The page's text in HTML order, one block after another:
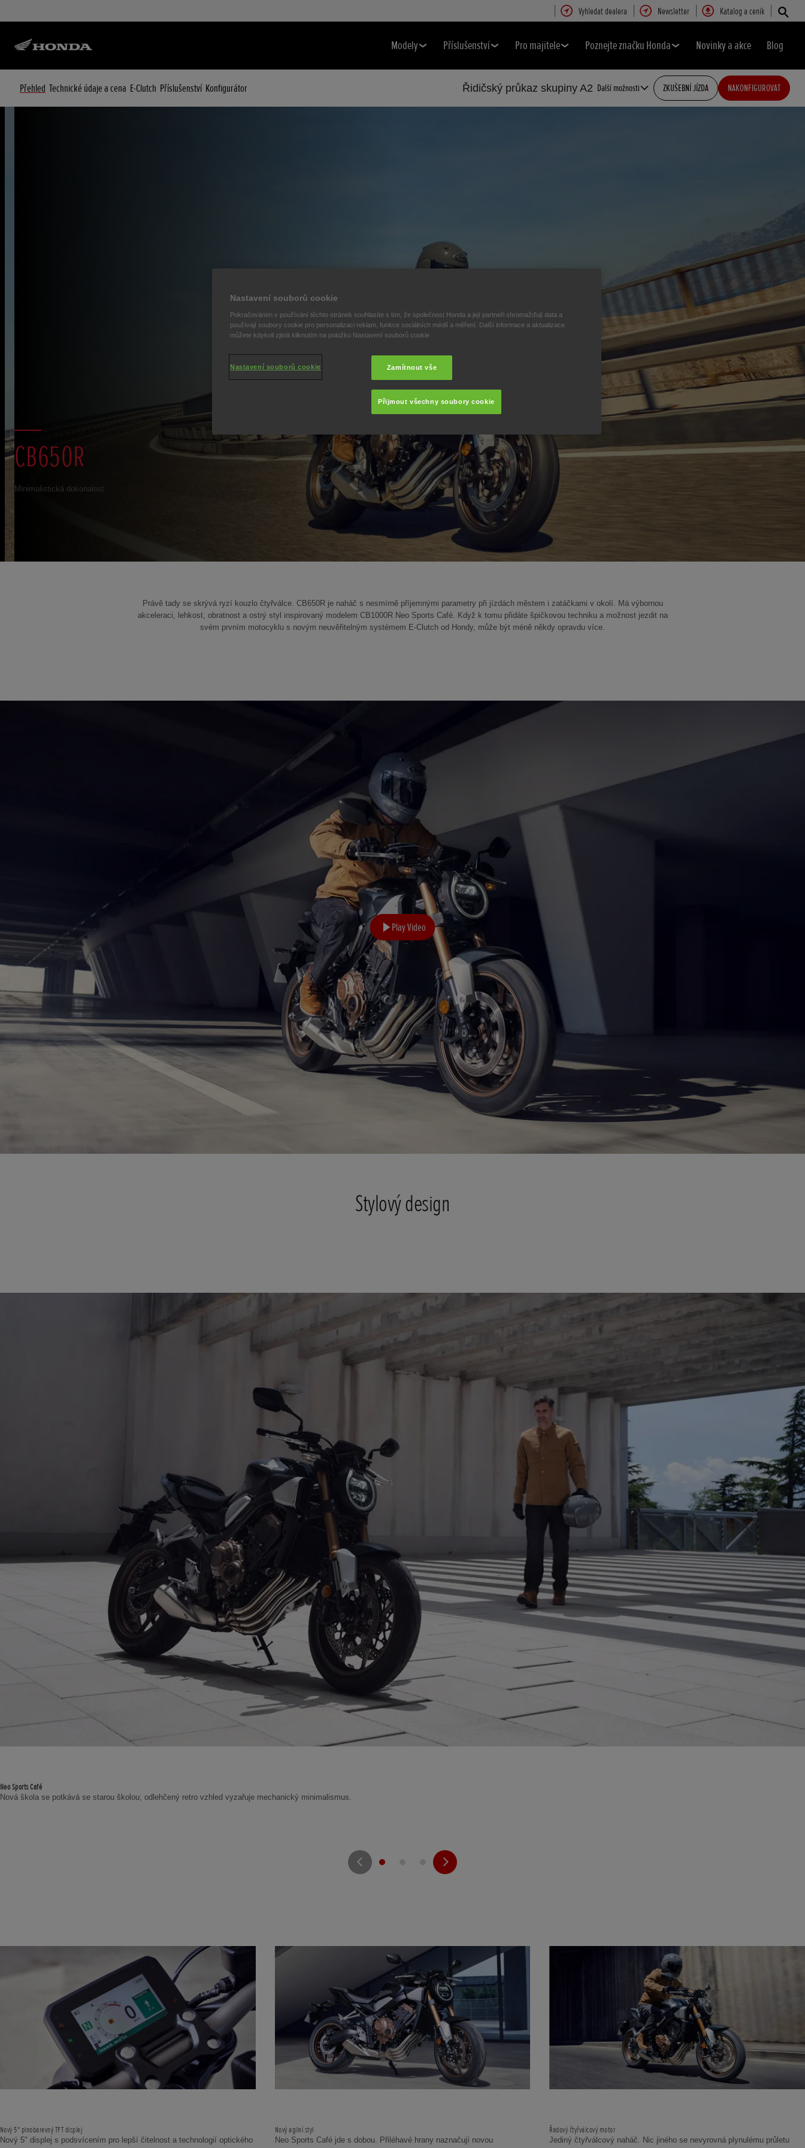
Vyhledat dealera Newsletter Katalog a ceník
Modely Příslušenství Pro majitele Poznejte značku Honda Novinky a akce Blog
Přehled Technické údaje a cena E-Clutch Příslušenství Konfigurátor Řidičský průkaz skupiny A2 Další možnosti ZKUŠEBNÍ JÍZDA NAKONFIGUROVAT
CB650R
Minimalistická dokonalost
Právě tady se skrývá ryzí kouzlo čtyřválce. CB650R je naháč s nesmírně příjemnými parametry při jízdách městem i zatáčkami v okolí. Má výbornou
akceleraci, lehkost, obratnost a ostrý styl inspirovaný modelem CB1000R Neo Sports Café. Když k tomu přidáte špičkovou techniku a možnost jezdit na
svém prvním motocyklu s novým neuvěřitelným systémem E-Clutch od Hondy, může být méně někdy opravdu více.
Play Video
Stylový design
Neo Sports Café
Nová škola se potkává se starou školou; odlehčený retro vzhled vyzařuje mechanický minimalismus.
Nový 5" plnobarevný TFT displej
Nový 5" displej s podsvícením pro lepší čitelnost a technologií optického
Nový agilní styl
Neo Sports Café jde s dobou. Přiléhavé hrany naznačují novou
Řadový čtyřválcový motor
Jediný čtyřválcový naháč. Nic jiného se nevyrovná plynulému průletu
Nastavení souborů cookie
Pokračováním v používání těchto stránek souhlasíte s tím, že společnost Honda a její partneři shromažďují data a
používají soubory cookie pro personalizaci reklam, funkce sociálních médií a měření. Další informace a aktualizace
můžete kdykoli zjistit kliknutím na položku Nastavení souborů cookie
Zamítnout vše
Přijmout všechny soubory cookie
Nastavení souborů cookie